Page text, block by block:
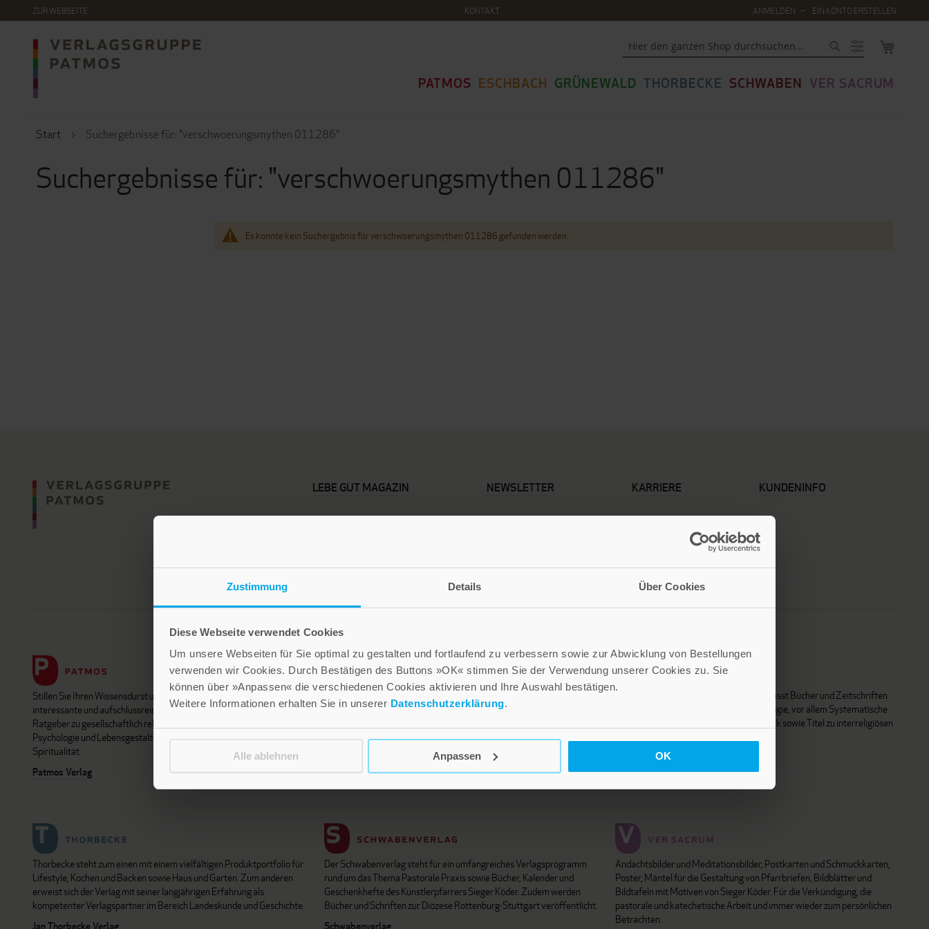
Zustimmung Details Über Cookies
Diese Webseite verwendet Cookies
Um unsere Webseiten für Sie optimal zu gestalten und fortlaufend zu verbessern sowie zur Abwicklung von Bestellungen
verwenden wir Cookies. Durch Bestätigen des Buttons »OK« stimmen Sie der Verwendung unserer Cookies zu. Sie
können über »Anpassen« die verschiedenen Cookies aktivieren und Ihre Auswahl bestätigen.
Weitere Informationen erhalten Sie in unserer Datenschutzerklärung.
Alle ablehnen Anpassen OK
ZUR WEBSEITE KONTAKT
DIREKT
INHALT
ANMELDEN EIN KONTO ERSTELLEN
PATMOS ESCHBACH GRÜNEWALD THORBECKE SCHWABEN VER SACRUM
Start Suchergebnisse für: "verschwoerungsmythen 011286"
Suchergebnisse für: "verschwoerungsmythen 011286"
Es konnte kein Suchergebnis für verschwoerungsmythen 011286 gefunden werden.
LEBE GUT MAGAZIN NEWSLETTER KARRIERE KUNDENINFO
Die Verlage der Verlagsgruppe Patmos
Stillen Sie Ihren Wissensdurst und entdecken Sie bei Patmos
interessante und aufschlussreiche Sach- und Fachbücher sowie
Ratgeber zu gesellschaftlich relevanten Themen aus den Bereichen
Psychologie und Lebensgestaltung, Religion und Gesellschaft sowie
Spiritualität.
Patmos Verlag
wohltuenden Inspirationen. Irische Segenswünsche und
zur Ermutigung, zu Trost und Trauer.
Das Programm dieses Fachverlages umfasst Bücher und Zeitschriften
aus unterschiedlichen Fächern der Theologie, vor allem Systematische
und Pastoraltheologie, Religionspädagogik sowie Titel zu interreligiösen
Thorbecke steht zum einen mit einem vielfältigen Produktportfolio für
Lifestyle, Kochen und Backen sowie Haus und Garten. Zum anderen
erweist sich der Verlag mit seiner langjährigen Erfahrung als
kompetenter Verlagspartner im Bereich Landeskunde und Geschichte.
Jan Thorbecke Verlag
Der Schwabenverlag steht für ein umfangreiches Verlagsprogramm
rund um das Thema Pastorale Praxis sowie Bücher, Kalender und
Geschenkhefte des Künstlerpfarrers Sieger Köder. Zudem werden
Bücher und Schriften zur Diözese Rottenburg-Stuttgart veröffentlicht.
Schwabenverlag
Andachtsbilder und Meditationsbilder, Postkarten und Schmuckkarten,
Poster, Mäntel für die Gestaltung von Pfarrbriefen, Bildblätter und
Bildtafeln mit Motiven von Sieger Köder. Für die Verkündigung, die
pastorale und katechetische Arbeit und immer wieder zum persönlichen
Betrachten.